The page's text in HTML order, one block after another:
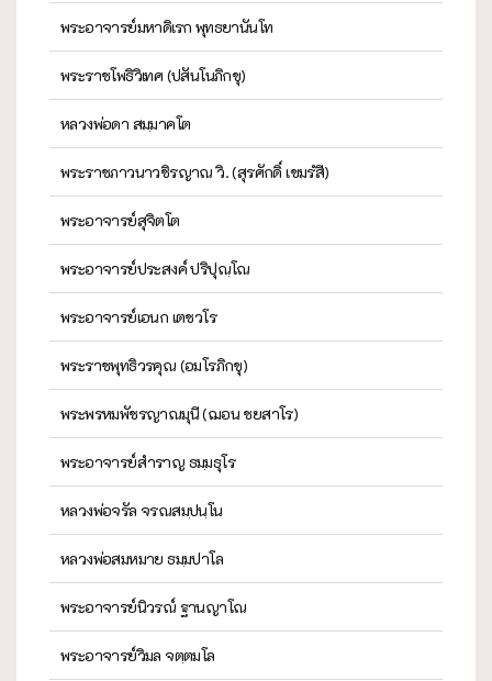
พระอาจารย์มหาดิเรก พุทธยานันโท
พระราชโพธิวิเทศ (ปสันโนภิกขุ)
หลวงพ่อดา สมฺมาคโต
พระราชภาวนาวชิรญาณ วิ. (สุรศักดิ์ เขมรํสี)
พระอาจารย์สุจิตโต
พระอาจารย์ประสงค์ ปริปุณฺโณ
พระอาจารย์เอนก เตชวโร
พระราชพุทธิวรคุณ (อมโรภิกขุ)
พระพรหมพัชรญาณมุนี (ฌอน ชยสาโร)
พระอาจารย์สำราญ ธมฺมธุโร
หลวงพ่อจรัล จรณสมฺปนฺโน
หลวงพ่อสมหมาย ธมฺมปาโล
พระอาจารย์นิวรณ์ ฐานญาโณ
พระอาจารย์วิมล จตฺตมโล